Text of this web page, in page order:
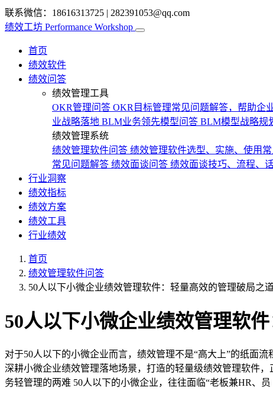
联系微信：18616313725 | 282391053@qq.com
绩效工坊 Performance Workshop
首页
绩效软件
绩效问答
绩效管理工具
OKR管理问答 OKR目标管理常见问题解答，帮助企
业战略落地 BLM业务领先模型问答 BLM模型战略规
绩效管理系统
绩效管理软件问答 绩效管理软件选型、实施、使用
常见问题解答 绩效面谈问答 绩效面谈技巧、流程、
行业洞察
绩效指标
绩效方案
绩效工具
行业绩效
首页
绩效管理软件问答
50人以下小微企业绩效管理软件：轻量高效的管理破局之
50人以下小微企业绩效管理软
对于50人以下的小微企业而言，绩效管理不是“高大上”的纸面
深耕小微企业绩效管理落地场景，打造的轻量级绩效管理软件
务轻管理的两难 50人以下的小微企业，往往面临“老板兼HR、